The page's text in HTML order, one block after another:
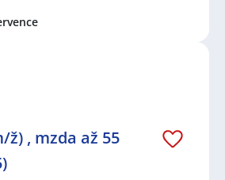
, mzda až 55